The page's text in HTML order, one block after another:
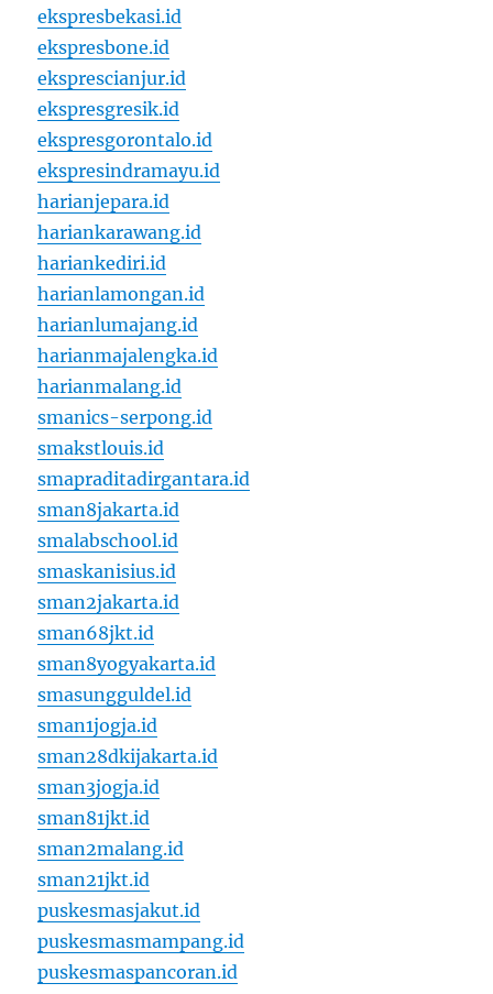
ekspresbekasi.id
ekspresbone.id
eksprescianjur.id
ekspresgresik.id
ekspresgorontalo.id
ekspresindramayu.id
harianjepara.id
hariankarawang.id
hariankediri.id
harianlamongan.id
harianlumajang.id
harianmajalengka.id
harianmalang.id
smanics-serpong.id
smakstlouis.id
smapraditadirgantara.id
sman8jakarta.id
smalabschool.id
smaskanisius.id
sman2jakarta.id
sman68jkt.id
sman8yogyakarta.id
smasungguldel.id
sman1jogja.id
sman28dkijakarta.id
sman3jogja.id
sman81jkt.id
sman2malang.id
sman21jkt.id
puskesmasjakut.id
puskesmasmampang.id
puskesmaspancoran.id